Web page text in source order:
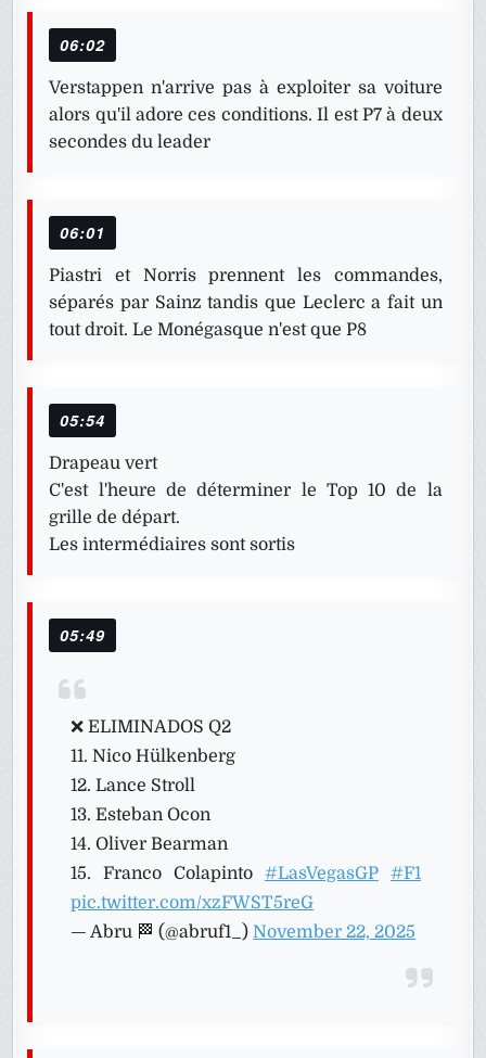
06:02
Verstappen n'arrive pas à exploiter sa voiture
alors qu'il adore ces conditions. Il est P7 à deux
secondes du leader
06:01
Piastri et Norris prennent les commandes,
séparés par Sainz tandis que Leclerc a fait un
tout droit. Le Monégasque n'est que P8
05:54
Drapeau vert
C'est l'heure de déterminer le Top 10 de la
grille de départ.
Les intermédiaires sont sortis
05:49
❌ ELIMINADOS Q2
11. Nico Hülkenberg
12. Lance Stroll
13. Esteban Ocon
14. Oliver Bearman
15. Franco Colapinto #LasVegasGP
#F1
pic.twitter.com/xzFWST5reG
— Abru 🏁 (@abruf1_)November 22, 2025